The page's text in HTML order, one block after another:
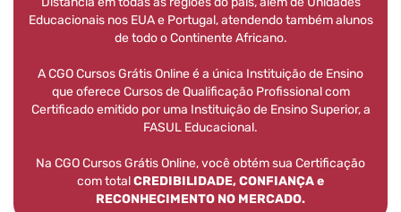
Educacionais nos EUA e Portugal, atendendo também alunos
de todo o Continente Africano.
A CGO Cursos Grátis Online é a única Instituição de Ensino
que oferece Cursos de Qualificação Profissional com
Certificado emitido por uma Instituição de Ensino Superior, a
FASUL Educacional.
Na CGO Cursos Grátis Online, você obtém sua Certificação
com totalCREDIBILIDADE, CONFIANÇA e
RECONHECIMENTO NO MERCADO.